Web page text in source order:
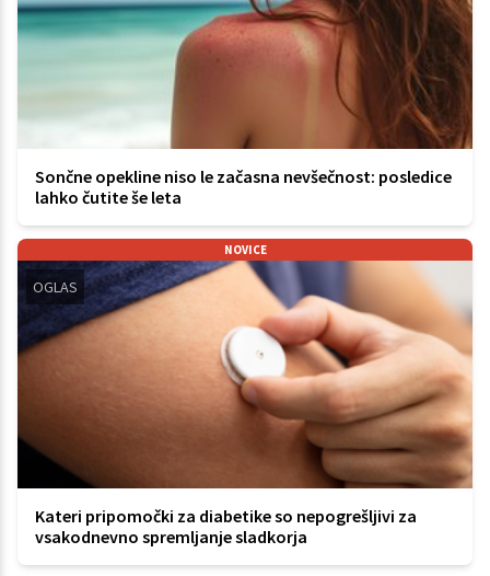
Sončne opekline niso le začasna nevšečnost: posledice
lahko čutite še leta
NOVICE
OGLAS
Kateri pripomočki za diabetike so nepogrešljivi za
vsakodnevno spremljanje sladkorja